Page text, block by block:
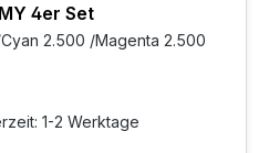
4er Set
2.500 /Magenta 2.500
1-2 Werktage